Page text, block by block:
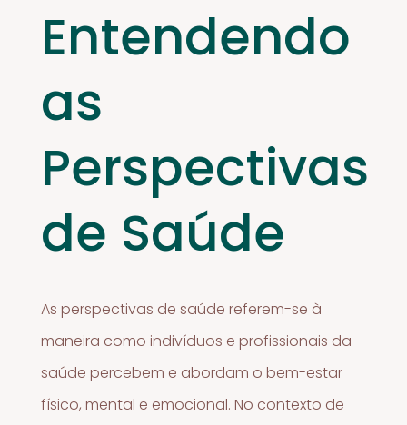
Entendendo
as
Perspectivas
de Saúde
As perspectivas de saúde referem-se à
maneira como indivíduos e profissionais da
saúde percebem e abordam o bem-estar
físico, mental e emocional. No contexto de